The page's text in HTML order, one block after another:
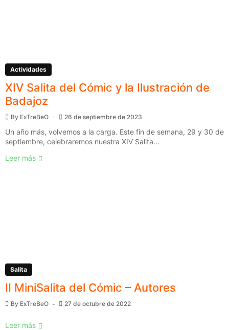
Actividades
XIV Salita del Cómic y la Ilustración de
Badajoz
By ExTreBeO 26 de septiembre de 2023
Un año más, volvemos a la carga. Este fin de semana, 29 y 30 de
septiembre, celebraremos nuestra XIV Salita...
Leer más
Salita
II MiniSalita del Cómic – Autores
By ExTreBeO 27 de octubre de 2022
Leer más